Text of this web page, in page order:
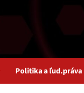
Politika a ľud.práva